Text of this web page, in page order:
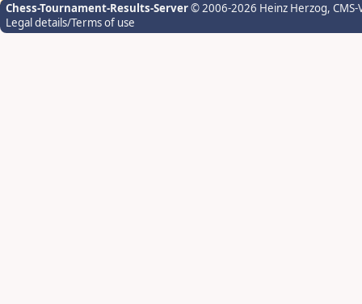
Chess-Tournament-Results-Server© 2006-2026 Heinz Herzog,
Legal details/Terms of use